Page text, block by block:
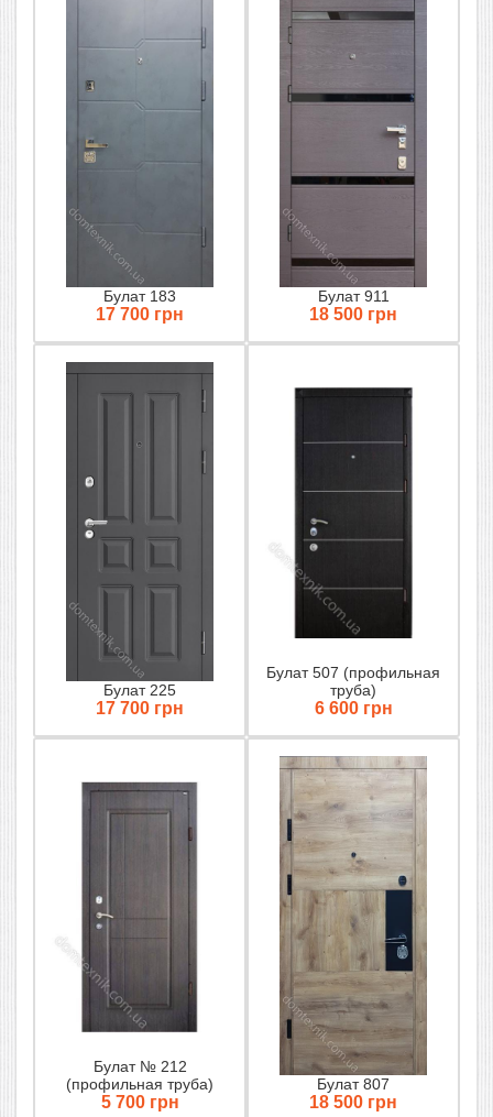
Булат 183
17 700 грн
Булат 911
18 500 грн
Булат 225
17 700 грн
Булат 507 (профильная
труба)
6 600 грн
Булат № 212
(профильная труба)
5 700 грн
Булат 807
18 500 грн